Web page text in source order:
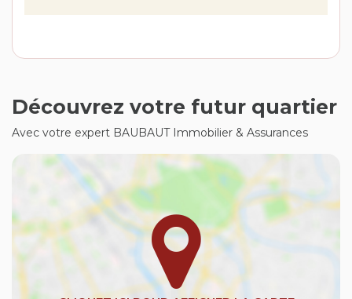
Découvrez votre futur quartier
Avec votre expert BAUBAUT Immobilier & Assurances